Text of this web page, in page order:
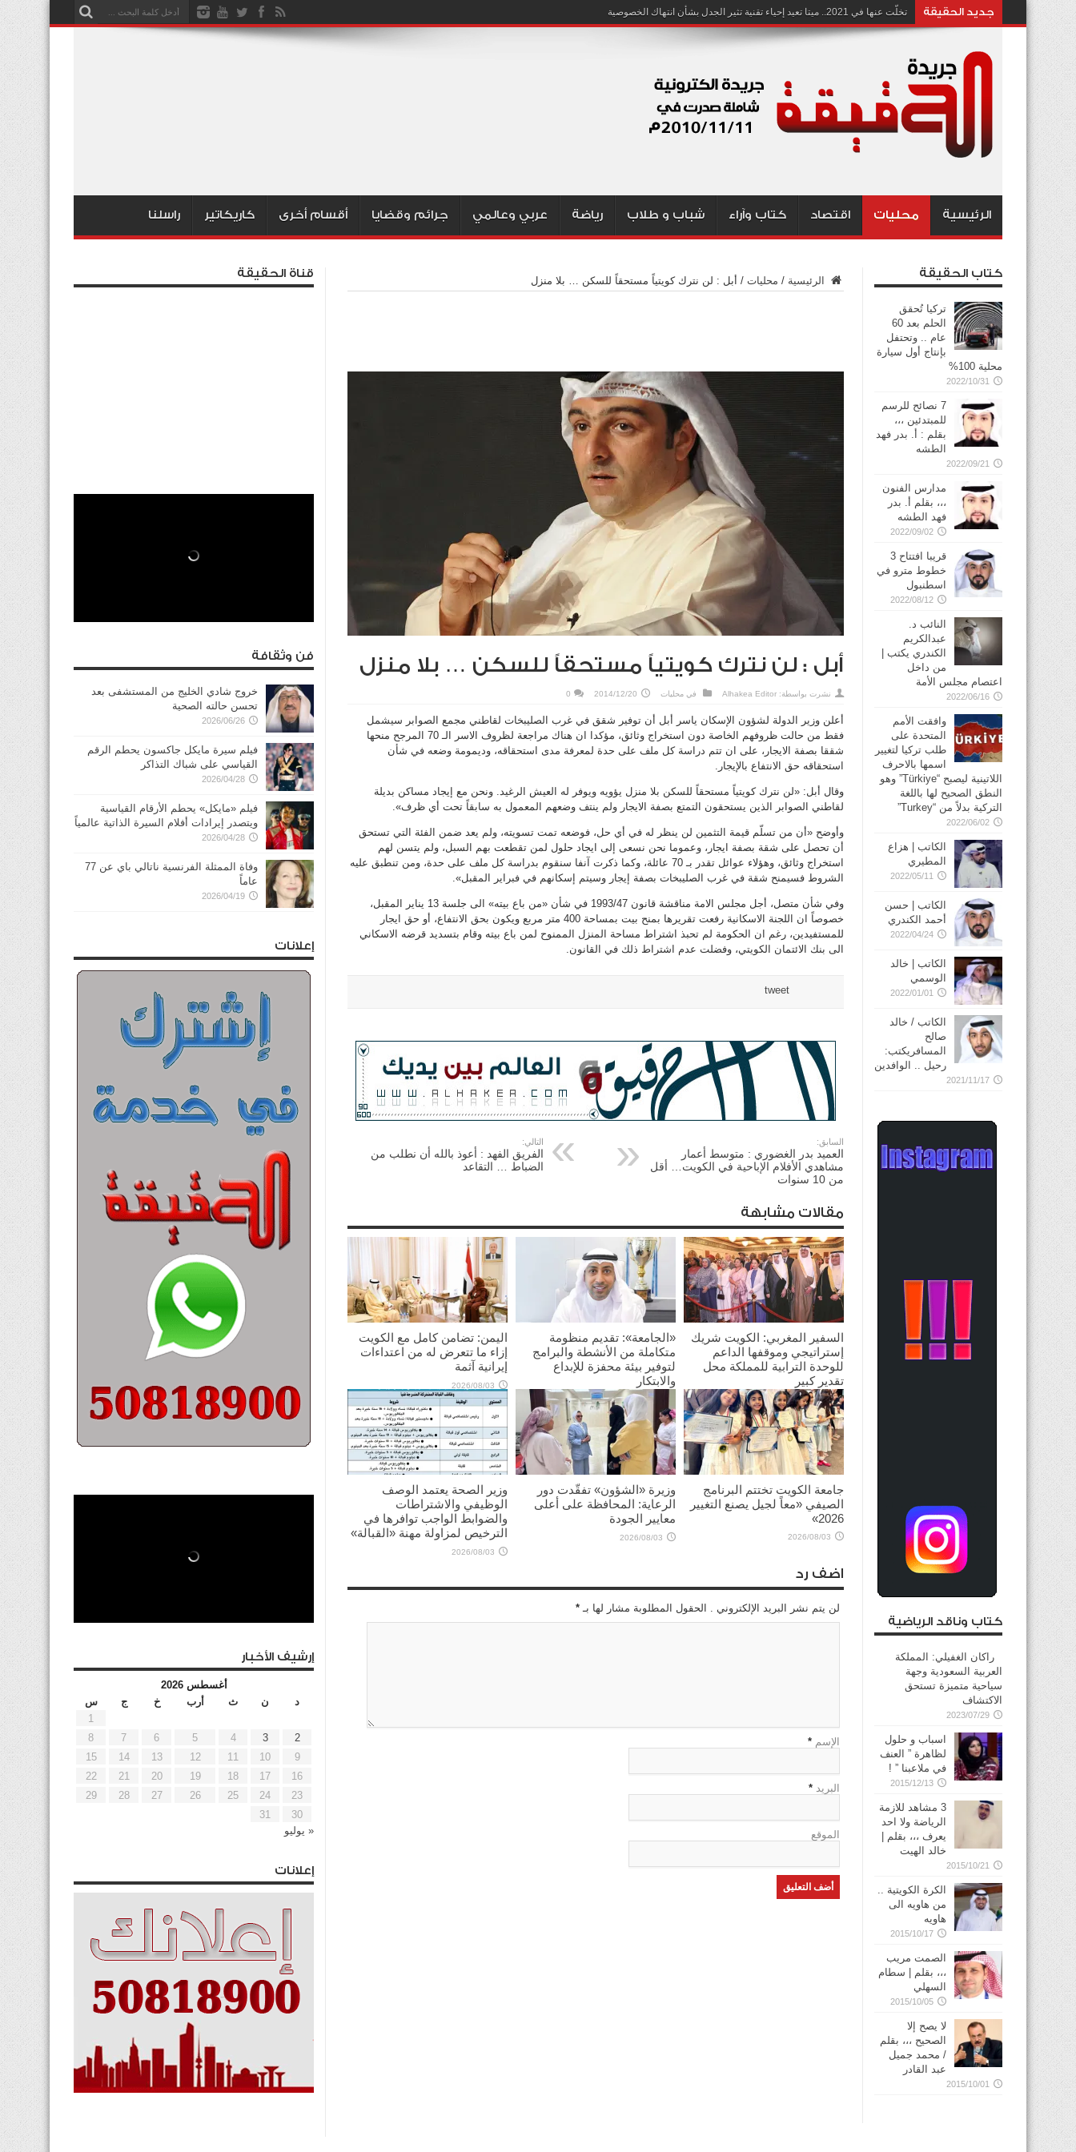
جديد الحقيقة تخلّت عنها في 2021.. ميتا تعيد إحياء تقنية تثير الجدل بشأن انتهاك الخصوصية
الرئيسية محليات اقتصاد كتاب وآراء شباب و طلاب رياضة عربي وعالمي جرائم وقضايا أقسام أخرى كاريكاتير راسلنا
الرئيسية / محليات / أبل : لن نترك كويتياً مستحقاً للسكن … بلا منزل
أبل : لن نترك كويتياً مستحقاً للسكن … بلا منزل
نشرت بواسطة: Alhakea Editor في محليات 2014/12/20
0
أعلن وزير الدولة لشؤون الإسكان ياسر أبل أن توفير شقق في غرب الصليبخات لقاطني مجمع الصوابر سيشمل
فقط من حالت ظروفهم الخاصة دون استخراج وثائق، مؤكدا ان هناك مراجعة لظروف الاسر الـ 70 المرجح منحها
شققا بصفة الايجار، على ان تتم دراسة كل ملف على حدة لمعرفة مدى استحقاقه، وديمومة وضعه في شأن
استحقاقه حق الانتفاع بالإيجار.
وقال أبل: «لن نترك كويتياً مستحقاً للسكن بلا منزل يؤويه ويوفر له العيش الرغيد. ونحن مع إيجاد مساكن بديلة
لقاطني الصوابر الذين يستحقون التمتع بصفة الايجار ولم ينتف وضعهم المعمول به سابقاً تحت أي ظرف».
وأوضح «أن من تسلّم قيمة التثمين لن ينظر له في أي حل، فوضعه تمت تسويته، ولم يعد ضمن الفئة التي تستحق
أن تحصل على شقة بصفة ايجار، وعموما نحن نسعى إلى ايجاد حلول لمن تقطعت بهم السبل، ولم يتسن لهم
استخراج وثائق، وهؤلاء عوائل تقدر بـ 70 عائلة، وكما ذكرت آنفا سنقوم بدراسة كل ملف على حدة، ومن تنطبق عليه
الشروط فسيمنح شقة في غرب الصليبخات بصفة إيجار وسيتم إسكانهم في فبراير المقبل».
وفي شأن متصل، أجل مجلس الامة مناقشة قانون 1993/47 في شأن «من باع بيته» الى جلسة 13 يناير المقبل،
خصوصاً ان اللجنة الاسكانية رفعت تقريرها بمنح بيت بمساحة 400 متر مربع ويكون بحق الانتفاع، أو حق ايجار
للمستفيدين، رغم ان الحكومة لم تحبذ اشتراط مساحة المنزل الممنوح لمن باع بيته وقام بتسديد قرضه الاسكاني
الى بنك الائتمان الكويتي، وفضلت عدم اشتراط ذلك في القانون.
tweet
السابق:
العميد بدر الغضوري : متوسط أعمار
مشاهدي الأفلام الإباحية في الكويت… أقل
من 10 سنوات
التالي:
الفريق الفهد : أعوذ بالله أن نطلب من
الضباط … التقاعد
مقالات مشابهة
السفير المغربي: الكويت شريك
إستراتيجي وموقفها الداعم
للوحدة الترابية للمملكة محل
تقدير كبير
2026/08/03
«الجامعة»: تقديم منظومة
متكاملة من الأنشطة والبرامج
لتوفير بيئة محفزة للإبداع
والابتكار
2026/08/03
اليمن: تضامن كامل مع الكويت
إزاء ما تتعرض له من اعتداءات
إيرانية آثمة
2026/08/03
جامعة الكويت تختتم البرنامج
الصيفي «معاً لجيل يصنع التغيير
2026»
2026/08/03
وزيرة «الشؤون» تفقّدت دور
الرعاية: المحافظة على أعلى
معايير الجودة
2026/08/03
وزير الصحة يعتمد الوصف
الوظيفي والاشتراطات
والضوابط الواجب توافرها في
الترخيص لمزاولة مهنة «القبالة»
2026/08/03
اضف رد
لن يتم نشر البريد الإلكتروني . الحقول المطلوبة مشار لها بـ *
الإسم *
البريد *
الموقع
كتاب الحقيقة
تركيا تُحقق
الحلم بعد 60
عام .. وتحتفل
بإنتاج أول سيارة
محلية 100%
2022/10/31
7 نصائح للرسم
للمبتدئين ،،،
بقلم : أ. بدر فهد
الطشه
2022/09/21
مدارس الفنون
،،، بقلم أ. بدر
فهد الطشه
2022/09/02
قريبا افتتاح 3
خطوط مترو في
2022/08/12
النائب د.
عبدالكريم
الكندري يكتب |
من داخل
اعتصام مجلس الأمة
2022/06/16
وافقت الأمم
المتحدة على
طلب تركيا لتغيير
اسمها بالاحرف
اللاتينية ليصبح “Türkiye” وهو
النطق الصحيح لها باللغة
التركية بدلاً من “Turkey”
2022/06/02
الكاتب | هزاع
المطيري
2022/05/11
الكاتب | حسن
أحمد الكندري
2022/04/24
الكاتب | خالد
الوسمي
2022/01/01
الكاتب / خالد
صالح
المسافريكتب:
رحيل .. الوافدين
2021/11/17
كتاب وناقد الرياضية
راكان الغفيلي: المملكة
العربية السعودية وجهة
سياحية متميزة تستحق
الاكتشاف
2023/07/29
اسباب و حلول
لظاهرة ” العنف
في ملاعبنا ” !
2015/12/13
3 مشاهد للازمة
الرياضة ولا احد
يعرف ،،، بقلم |
خالد الهيت
2015/10/21
الكرة الكويتية ..
من هاويه الى
هاويه
2015/10/17
الصمت مريب
،،، بقلم | سطام
السهلي
2015/10/05
لا يصح إلا
الصحيح ،،، بقلم
/ محمد جميل
عبد القادر
2015/10/01
قناة الحقيقة
فن وثقافة
خروج شادي الخليج من المستشفى بعد
تحسن حالته الصحية
2026/06/26
فيلم سيرة مايكل جاكسون يحطم الرقم
القياسي على شباك التذاكر
2026/04/28
فيلم «مايكل» يحطم الأرقام القياسية
ويتصدر إيرادات أفلام السيرة الذاتية عالمياً
2026/04/28
وفاة الممثلة الفرنسية ناتالي باي عن 77
عاماً
2026/04/19
إعلانات
إرشيف الأخبار
أغسطس 2026
د
ن ث أرب خ ج
س
1
2
3
4
5
6
7
8
9
10
11
12
13
14
15
16
17
18
19
20
21
22
23
24
25
26
27
28
29
30
31
« يوليو
إعلانات